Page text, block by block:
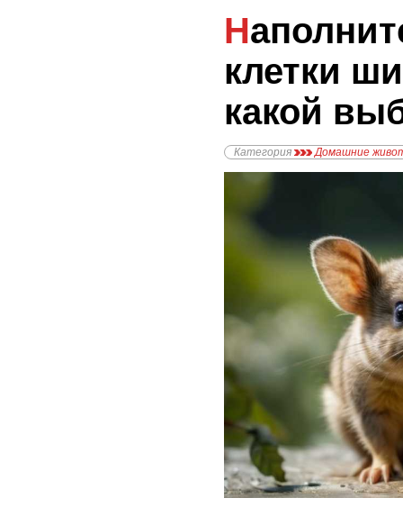
Наполнители для
клетки
какой
Категория Домашние